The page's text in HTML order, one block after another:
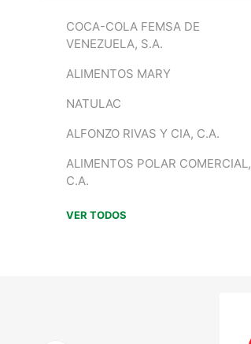
COCA-COLA FEMSA DE
VENEZUELA, S.A.
ALIMENTOS MARY
NATULAC
ALFONZO RIVAS Y CIA, C.A.
ALIMENTOS POLAR COMERCIAL,
C.A.
VER TODOS